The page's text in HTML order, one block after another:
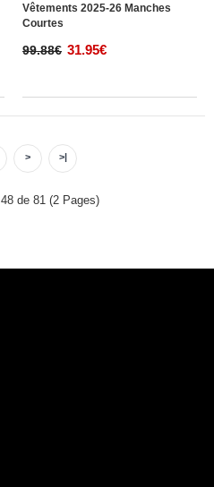
Vêtements 2025-26 Manches
Courtes
99.88€ 31.95€
> >|
de 81 (2 Pages)